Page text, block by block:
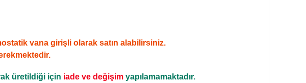
vana girişli olarak satın alabilirsiniz.
üretildiği için iade ve değişim yapılamamaktadır.